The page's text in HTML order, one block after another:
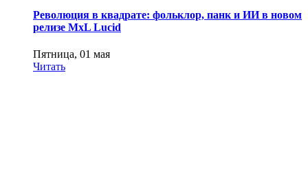
Революция в квадрате: фольклор, панк и ИИ в новом
релизе MxL Lucid
Пятница, 01 мая
Читать